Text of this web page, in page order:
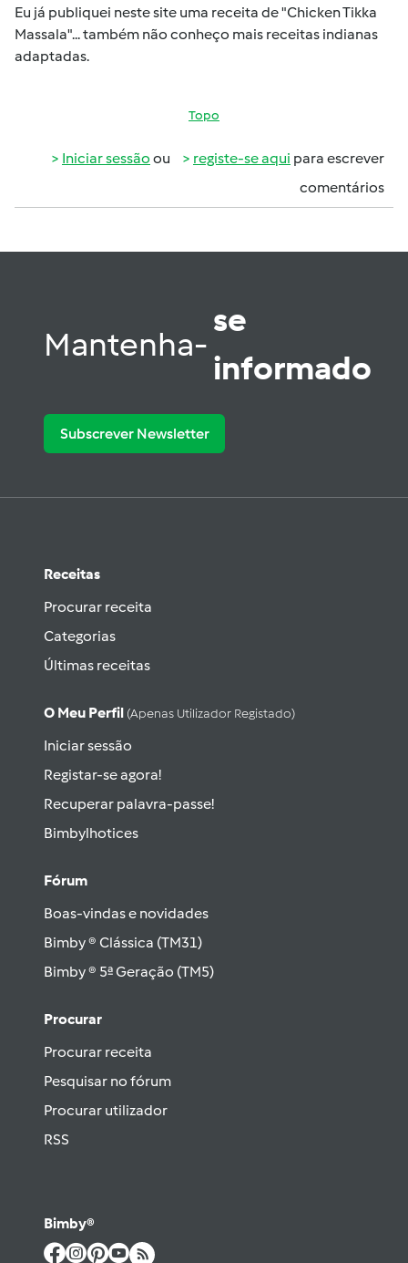
Eu já publiquei neste site uma receita de "Chicken Tikka
Massala"... também não conheço mais receitas indianas
adaptadas.
Topo
Iniciar sessão ou registe-se aqui para escrever
comentários
Mantenha-
se
informado
Subscrever Newsletter
Receitas
Procurar receita
Categorias
Últimas receitas
O Meu Perfil (apenas Utilizador Registado)
Iniciar sessão
Registar-se agora!
Recuperar palavra-passe!
Bimbylhotices
Fórum
Boas-vindas e novidades
Bimby ® Clássica (TM31)
Bimby ® 5ª Geração (TM5)
Procurar
Procurar receita
Pesquisar no fórum
Procurar utilizador
RSS
Bimby®